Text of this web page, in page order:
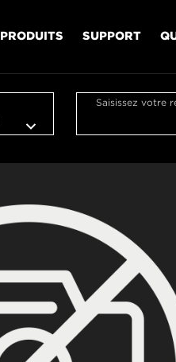
PRODUITS SUPPORT
Saisissez votre